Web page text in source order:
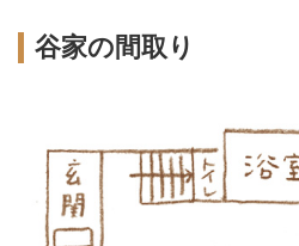
谷家の間取り